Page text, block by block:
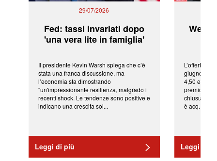
29/07/2026
Fed: tassi invariati dopo
'una vera lite in famiglia'
Il presidente Kevin Warsh spiega che c’è
stata una franca discussione, ma
l’economia sta dimostrando
"un'impressionante resilienza, malgrado i
recenti shock. Le tendenze sono positive e
indicano una crescita sol...
Leggi di più
L’offerta
giugno da
4,50 euro
premio di
chiusura
è acq...
Leggi di